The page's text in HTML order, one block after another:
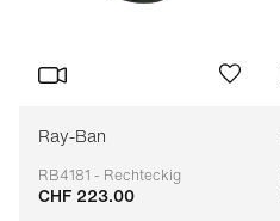
Ray-Ban
RB4181 - Rechteckig
Anpassbar
CHF 223.00